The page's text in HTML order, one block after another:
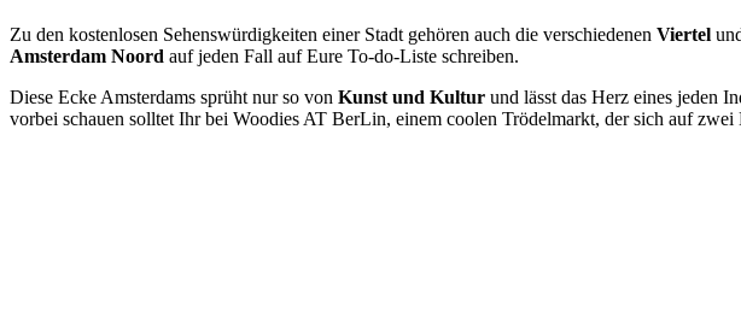
Zu den kostenlosen Sehenswürdigkeiten einer Stadt gehören auch die verschiedenen Viertel
Amsterdam Noord auf jeden Fall auf Eure To-do-Liste schreiben.
Diese Ecke Amsterdams sprüht nur so von Kunst und Kultur und lässt das Herz eines jeden
vorbei schauen solltet Ihr bei Woodies AT BerLin, einem coolen Trödelmarkt, der sich auf